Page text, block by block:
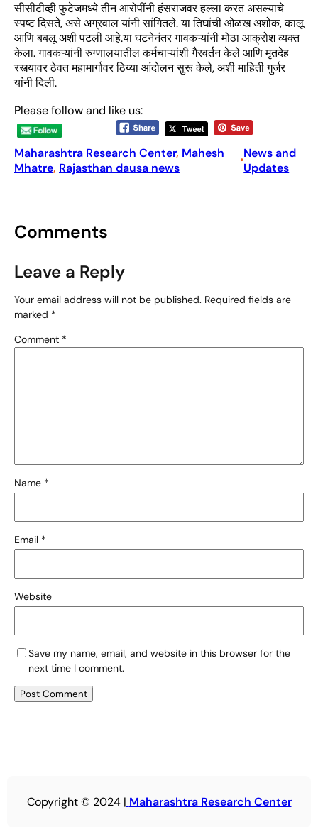
सीसीटीव्ही फुटेजमध्ये तीन आरोपींनी हंसराजवर हल्ला करत असल्याचे
स्पष्ट दिसते, असे अग्रवाल यांनी सांगितले. या तिघांची ओळख अशोक, कालू
आणि बबलू अशी पटली आहे.या घटनेनंतर गावकऱ्यांनी मोठा आक्रोश व्यक्त
केला. गावकऱ्यांनी रुग्णालयातील कर्मचाऱ्यांशी गैरवर्तन केले आणि मृतदेह
रस्त्यावर ठेवत महामार्गावर ठिय्या आंदोलन सुरू केले, अशी माहिती गुर्जर
यांनी दिली.
Please follow and like us:
Maharashtra Research Center, Mahesh
Mhatre, Rajasthan dausa news
•News and
Updates
Comments
Leave a Reply
Your email address will not be published. Required fields are
marked *
Comment *
Name *
Email *
Website
Save my name, email, and website in this browser for the
next time I comment.
Copyright © 2024 | Maharashtra Research Center